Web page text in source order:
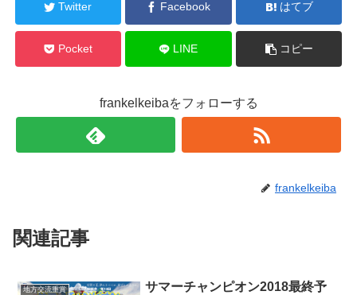
Twitter Facebook はてブ
Pocket LINE コピー
frankelkeibaをフォローする
frankelkeiba
関連記事
地方交流重賞
サマーチャンピオン2018最終予